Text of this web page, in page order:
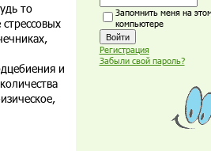
то
и
Запомнить меня на
компьютере
Регистрация
Забыли свой пароль?